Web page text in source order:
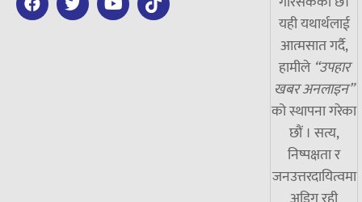
यही यथार्थलाई
आत्मसात गर्दै,
हामीले “उपहार
खबर अनलाइन”
को स्थापना गरेका
छौं । सत्य,
निष्पक्षता र
जनउत्तरदायित्वमा